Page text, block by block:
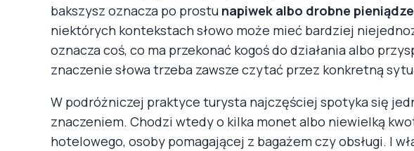
bakszysz oznacza po prostu napiwek albo drobne
niektórych kontekstach słowo może mieć bardziej
oznacza coś, co ma przekonać kogoś do działania albo
znaczenie słowa trzeba zawsze czytać przez konkretną
W podróżniczej praktyce turysta najczęściej spotyka się
znaczeniem. Chodzi wtedy o kilka monet albo niewielką
hotelowego, osoby pomagającej z bagażem czy obsługi. I